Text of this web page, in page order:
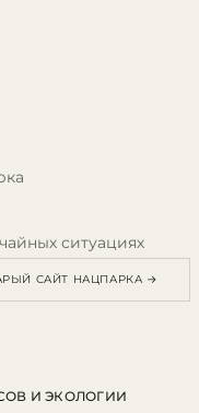
ситуациях
САЙТ НАЦПАРКА →
И ЭКОЛОГИИ